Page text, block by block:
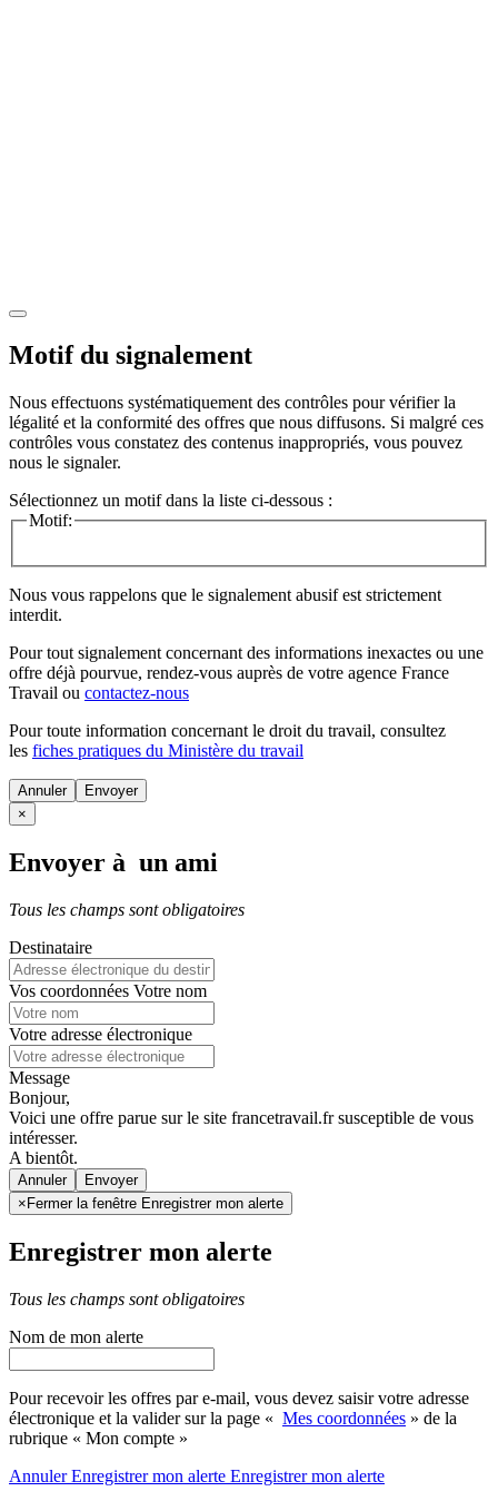
Motif du signalement
Nous effectuons systématiquement des contrôles pour vérifier la
légalité et la conformité des offres que nous diffusons. Si malgré ces
contrôles vous constatez des contenus inappropriés, vous pouvez
nous le signaler.
Sélectionnez un motif dans la liste ci-dessous :
Motif:
Nous vous rappelons que le signalement abusif est strictement
interdit.
Pour tout signalement concernant des informations inexactes ou une
offre déjà pourvue, rendez-vous auprès de votre agence France
Travail ou contactez-nous
Pour toute information concernant le droit du travail, consultez
les fiches pratiques du Ministère du travail
Annuler
×
Envoyer à un ami
Tous les champs sont obligatoires
Destinataire
Vos coordonnées Votre nom
Votre adresse électronique
Message
Bonjour,
Voici une offre parue sur le site francetravail.fr susceptible de vous
intéresser.
A bientôt.
Annuler
× Fermer la fenêtre Enregistrer mon alerte
Enregistrer mon alerte
Tous les champs sont obligatoires
Nom de mon alerte
Pour recevoir les offres par e-mail, vous devez saisir votre adresse
électronique et la valider sur la page « Mes coordonnées » de la
rubrique « Mon compte »
AnnulerEnregistrer mon alerte Enregistrermon alerte